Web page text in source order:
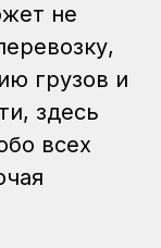
не
грузов и
здесь
всех